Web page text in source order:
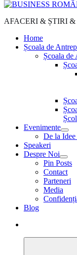
AFACERI & ȘTIRI
Home
Școala de
Școala de
Evenimente
De la
Speakeri
Despre Noi
Pin Posts
Contact
Parteneri
Media
Blog